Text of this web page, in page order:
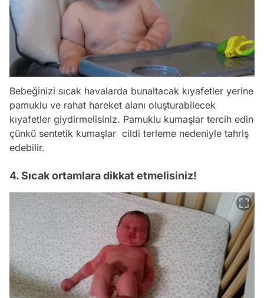
Bebeğinizi sıcak havalarda bunaltacak kıyafetler yerine
pamuklu ve rahat hareket alanı oluşturabilecek
kıyafetler giydirmelisiniz. Pamuklu kumaşlar tercih edin
çünkü sentetik kumaşlar cildi terleme nedeniyle tahriş
edebilir.
4. Sıcak ortamlara dikkat etmelisiniz!